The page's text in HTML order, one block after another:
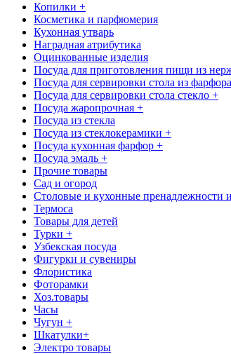
Копилки +
Косметика и парфюмерия
Кухонная утварь
Наградная атрибутика
Оцинкованные изделия
Посуда для приготовления пищи из
Посуда для сервировки стола из фарфора
Посуда для сервировки стола стекло +
Посуда жаропрочная +
Посуда из стекла
Посуда из стеклокерамики +
Посуда кухонная фарфор +
Посуда эмаль +
Прочие товары
Сад и огород
Столовые и кухонные пренадлежности
Термоса
Товары для детей
Турки +
Узбекская посуда
Фигурки и сувениры
Флористика
Фоторамки
Хоз.товары
Часы
Чугун +
Шкатулки+
Электро товары